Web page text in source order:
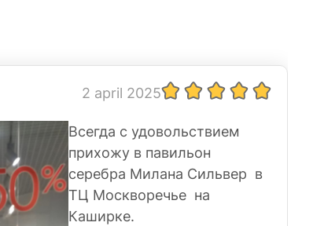
2 april 2025
Всегда с удовольствием
прихожу в павильон
серебра Милана Сильвер в
ТЦ Москворечье на
Каширке.